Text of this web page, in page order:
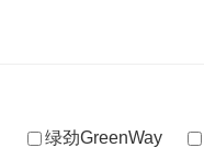
绿劲GreenWay